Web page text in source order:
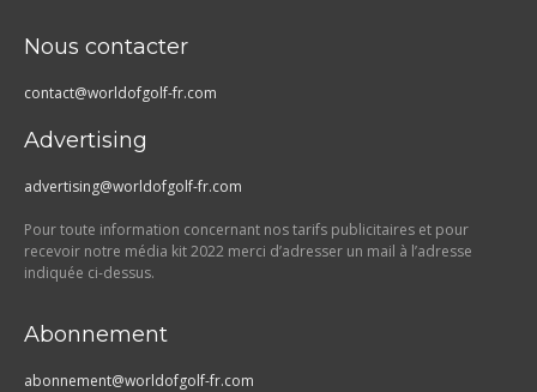
Nous contacter
contact@worldofgolf-fr.com
Advertising
advertising@worldofgolf-fr.com
Pour toute information concernant nos tarifs publicitaires et pour
recevoir notre média kit 2022 merci d’adresser un mail à l’adresse
indiquée ci-dessus.
Abonnement
abonnement@worldofgolf-fr.com